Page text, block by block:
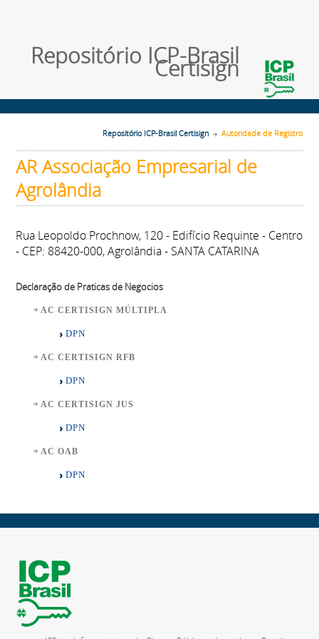
Repositório ICP-Brasil
Certisign
Repositório ICP-Brasil Certisign Autoridade de Registro
AR Associação Empresarial de
Agrolândia
Rua Leopoldo Prochnow, 120 - Edifício Requinte - Centro
- CEP: 88420-000, Agrolândia - SANTA CATARINA
Declaração de Praticas de Negocios
AC CERTISIGN MÚLTIPLA
DPN
AC CERTISIGN RFB
DPN
AC CERTISIGN JUS
DPN
AC OAB
DPN